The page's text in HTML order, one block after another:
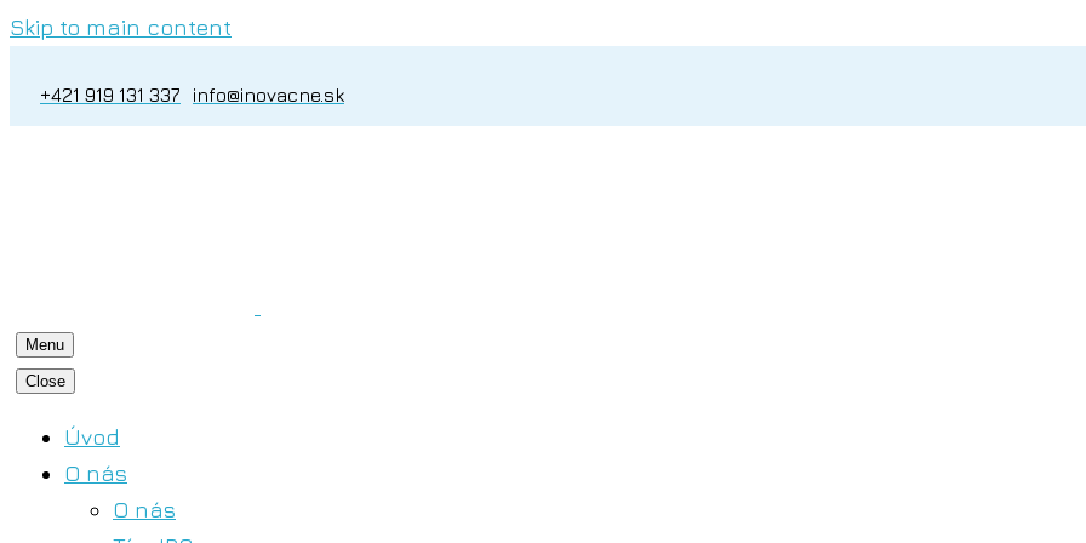
Skip to main content
+421 919 131 337 info@inovacne.sk
Menu
Close
Úvod
O nás
O nás